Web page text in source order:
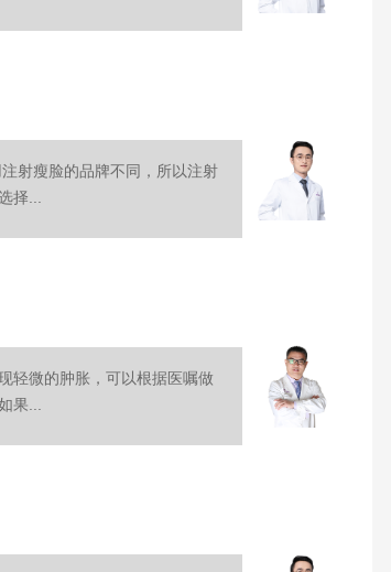
射瘦脸的品牌不同，所以注射
择...
轻微的肿胀，可以根据医嘱做
果...